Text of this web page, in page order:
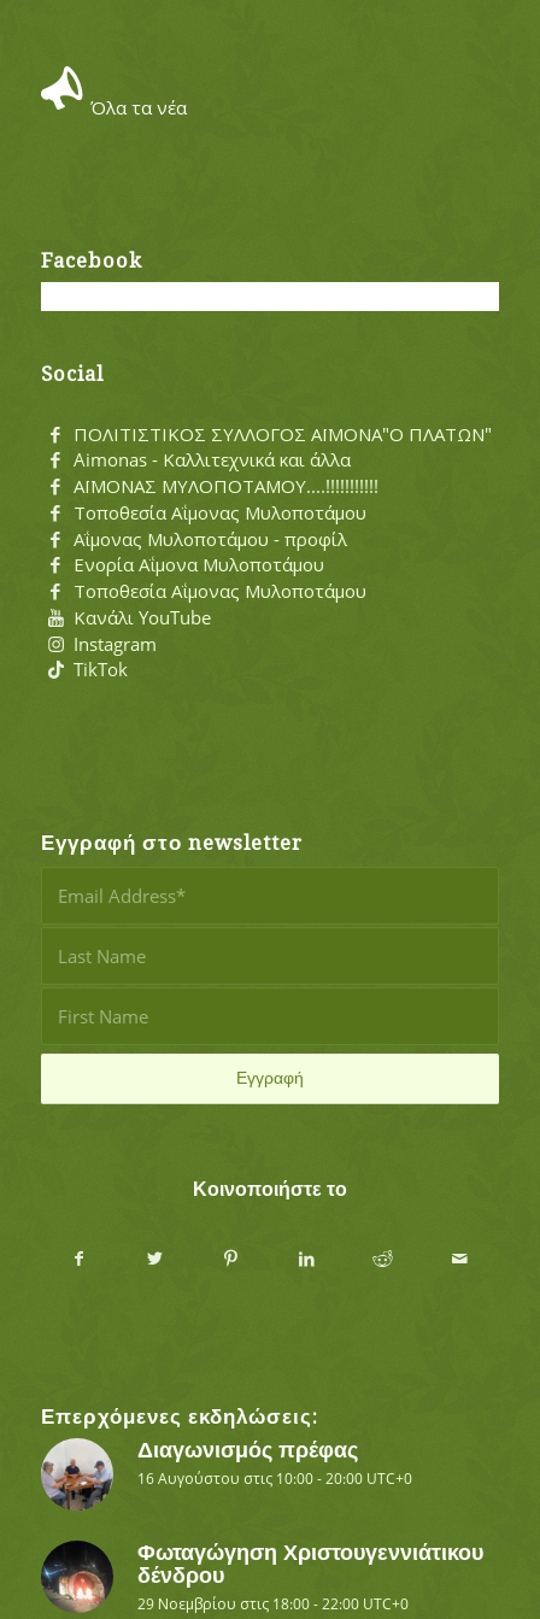
Όλα τα νέα
Facebook
Social
ΠΟΛΙΤΙΣΤΙΚΟΣ ΣΥΛΛΟΓΟΣ ΑΪΜΟΝΑ"Ο ΠΛΑΤΩΝ"
Aimonas - Καλλιτεχνικά και άλλα
ΑΪΜΟΝΑΣ ΜΥΛΟΠΟΤΑΜΟΥ....!!!!!!!!!!!
Τοποθεσία Αΐμονας Μυλοποτάμου
Αΐμονας Μυλοποτάμου - προφίλ
Ενορία Αΐμονα Μυλοποτάμου
Τοποθεσία Αΐμονας Μυλοποτάμου
Κανάλι YouTube
Instagram
TikTok
Εγγραφή στο newsletter
Κοινοποιήστε το
Επερχόμενες εκδηλώσεις:
Διαγωνισμός πρέφας
16 Αυγούστου στις 10:00-20:00 UTC+0
Φωταγώγηση Χριστουγεννιάτικου
δένδρου
29 Νοεμβρίου στις 18:00-22:00 UTC+0